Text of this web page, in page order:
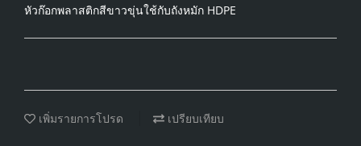
หัวก๊อกพลาสติกสีขาวขุ่นใช้กับถังหมัก HDPE
เพิ่มรายการโปรด เปรียบเทียบ